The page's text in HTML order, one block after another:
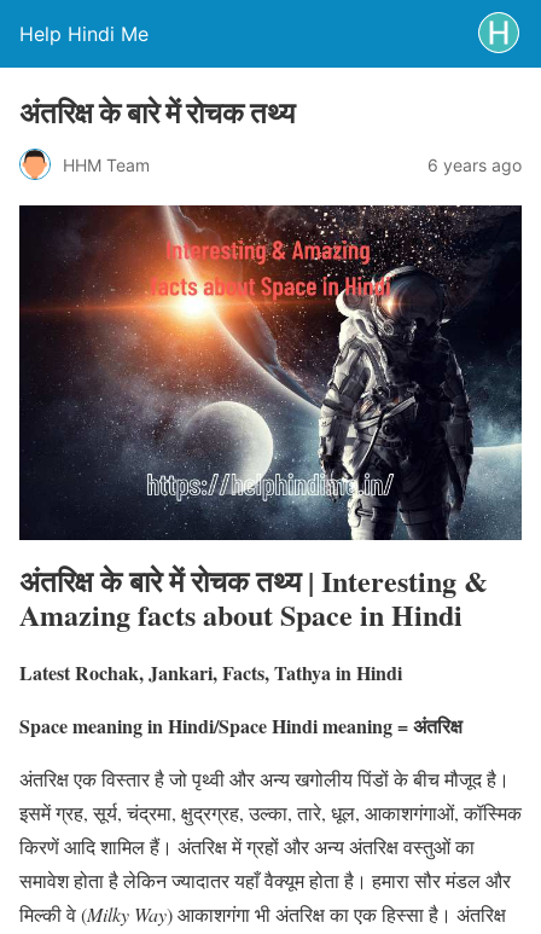
Help Hindi Me
अंतरिक्ष के बारे में रोचक तथ्य
HHM Team 6 years ago
अंतरिक्ष के बारे में रोचक तथ्य | Interesting &
Amazing facts about Space in Hindi
Latest Rochak, Jankari, Facts, Tathya in Hindi
Space meaning in Hindi/Space Hindi meaning= अंतरिक्ष
अंतरिक्ष एक विस्तार है जो पृथ्वी और अन्य खगोलीय पिंडों के बीच मौजूद है।
इसमें ग्रह, सूर्य, चंद्रमा, क्षुद्रग्रह, उल्का, तारे, धूल, आकाशगंगाओं, कॉस्मिक
किरणें आदि शामिल हैं। अंतरिक्ष में ग्रहों और अन्य अंतरिक्ष वस्तुओं का
समावेश होता है लेकिन ज्यादातर यहाँ वैक्यूम होता है। हमारा सौर मंडल और
मिल्की वे (Milky Way) आकाशगंगा भी अंतरिक्ष का एक हिस्सा है। अंतरिक्ष